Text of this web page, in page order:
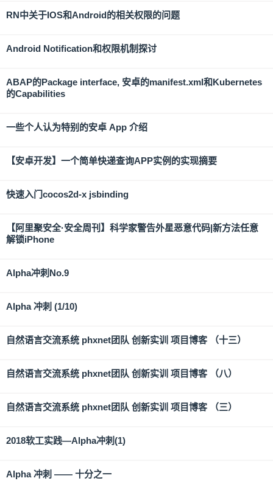
RN中关于IOS和Android的相关权限的问题
Android Notification和权限机制探讨
ABAP的Package interface, 安卓的manifest.xml和Kubernetes
的Capabilities
一些个人认为特别的安卓 App 介绍
【安卓开发】一个简单快递查询APP实例的实现摘要
快速入门cocos2d-x jsbinding
【阿里聚安全·安全周刊】科学家警告外星恶意代码|新方法任意
解锁iPhone
Alpha冲刺No.9
Alpha 冲刺 (1/10)
自然语言交流系统 phxnet团队 创新实训 项目博客 （十三）
自然语言交流系统 phxnet团队 创新实训 项目博客 （八）
自然语言交流系统 phxnet团队 创新实训 项目博客 （三）
2018软工实践—Alpha冲刺(1)
Alpha 冲刺 —— 十分之一